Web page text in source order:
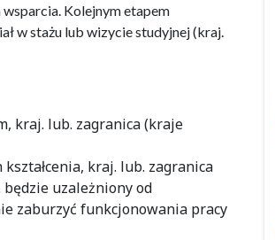
Kolejnym etapem
w stażu lub wizycie studyjnej (kraj.
kraj. lub. zagranica (kraje
kraj. lub. zagranica
uzależniony od
zaburzyć funkcjonowania pracy